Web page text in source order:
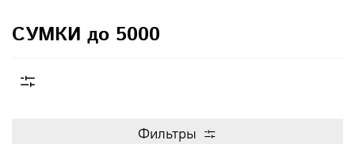
СУМКИ до 5000
Фильтры